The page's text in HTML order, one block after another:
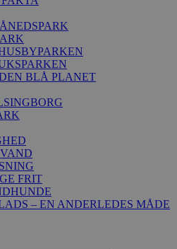
BLÅ PLANET
FRIT
– EN ANDERLEDES MÅDE